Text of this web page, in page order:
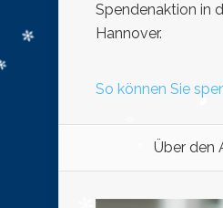
Spendenaktion in
Hannover.
So können Sie
Über den